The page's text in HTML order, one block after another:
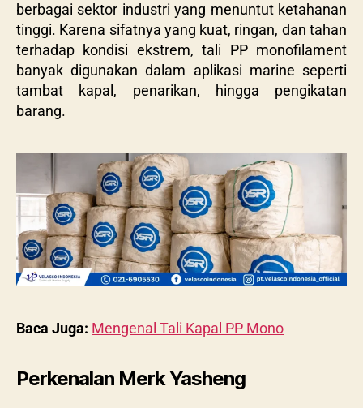
berbagai sektor industri yang menuntut ketahanan
tinggi. Karena sifatnya yang kuat, ringan, dan tahan
terhadap kondisi ekstrem, tali PP monofilament
banyak digunakan dalam aplikasi marine seperti
tambat kapal, penarikan, hingga pengikatan
barang.
Baca Juga: Mengenal Tali Kapal PP Mono
Perkenalan Merk Yasheng